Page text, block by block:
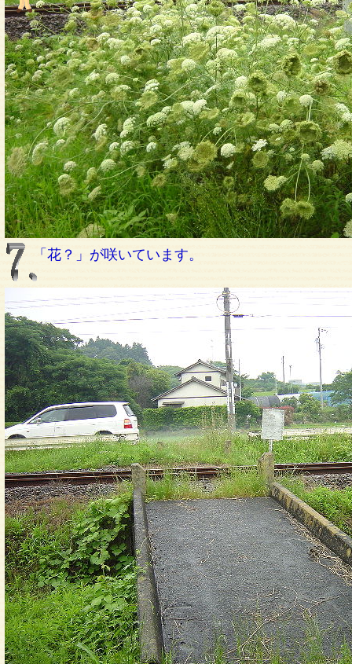
「花？」が咲いています。